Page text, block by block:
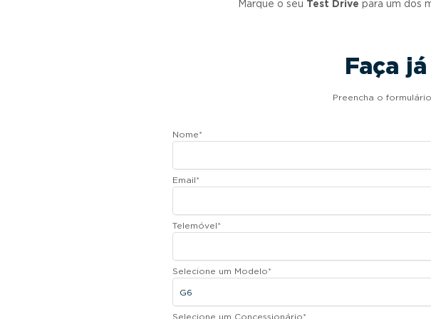
Marque o seu Test Drive para um dos
Faça
Preencha o
Nome*
Email*
Telemóvel*
Selecione um Modelo*
Selecione um Concessionário*